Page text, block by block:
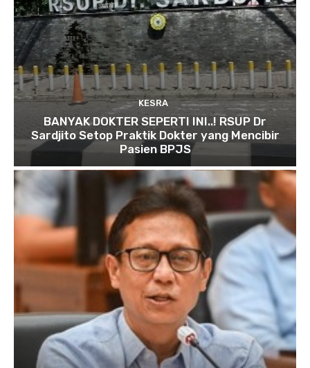
KESRA
BANYAK DOKTER SEPERTI INI..! RSUP Dr
Sardjito Setop Praktik Dokter yang Mencibir
Pasien BPJS